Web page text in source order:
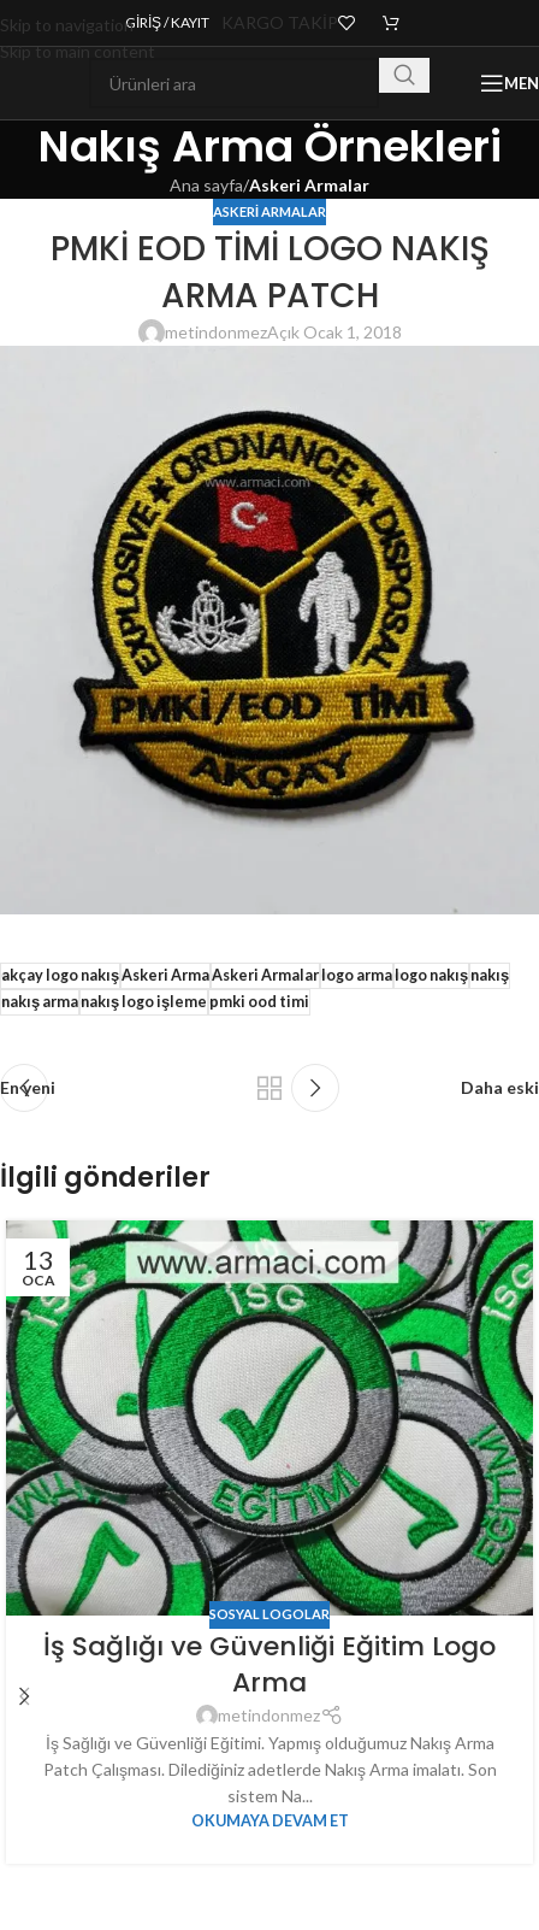
Skip to navigation
Skip to main content
GIRIŞ / KAYIT KARGO TAKİP
Nakış Arma Örnekleri
Ana sayfa/Askeri Armalar
ASKERI ARMALAR
PMKİ EOD TİMİ LOGO NAKIŞ
ARMA PATCH
metindonmezAçık Ocak 1, 2018
akçay logo nakışAskeri ArmaAskeri Armalarlogo armalogo nakışnakış
nakış armanakış logo işleme pmki ood timi
En yeni Daha eski
İlgili gönderiler
13
OCA
SOSYAL LOGOLAR
İş Sağlığı ve Güvenliği Eğitim Logo
Arma
metindonmez
İş Sağlığı ve Güvenliği Eğitimi. Yapmış olduğumuz Nakış Arma
Patch Çalışması. Dilediğiniz adetlerde Nakış Arma imalatı. Son
sistem Na...
OKUMAYA DEVAM ET